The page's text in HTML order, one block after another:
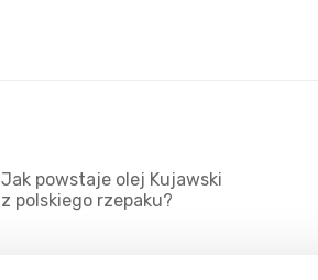
Jak powstaje olej Kujawski
z polskiego rzepaku?